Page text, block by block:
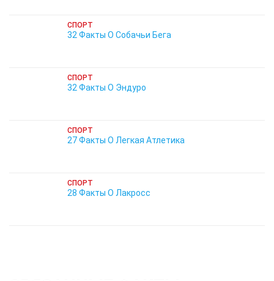
СПОРТ
32 Факты О Собачьи Бега
СПОРТ
32 Факты О Эндуро
СПОРТ
27 Факты О Легкая Атлетика
СПОРТ
28 Факты О Лакросс